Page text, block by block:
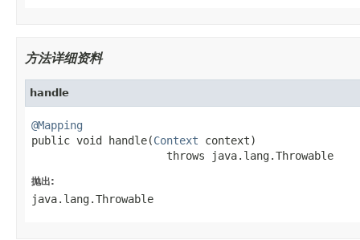
方法详细资料
handle
@Mapping
public void handle(Context context)
                     throws java.lang.Throwable
抛出:
java.lang.Throwable